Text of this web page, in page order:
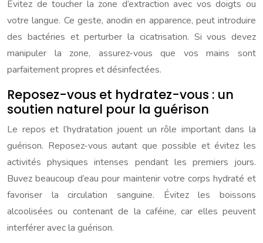
Évitez de toucher la zone d’extraction avec vos doigts ou
votre langue. Ce geste, anodin en apparence, peut introduire
des bactéries et perturber la cicatrisation. Si vous devez
manipuler la zone, assurez-vous que vos mains sont
parfaitement propres et désinfectées.
Reposez-vous et hydratez-vous : un
soutien naturel pour la guérison
Le repos et l’hydratation jouent un rôle important dans la
guérison. Reposez-vous autant que possible et évitez les
activités physiques intenses pendant les premiers jours.
Buvez beaucoup d’eau pour maintenir votre corps hydraté et
favoriser la circulation sanguine. Évitez les boissons
alcoolisées ou contenant de la caféine, car elles peuvent
interférer avec la guérison.